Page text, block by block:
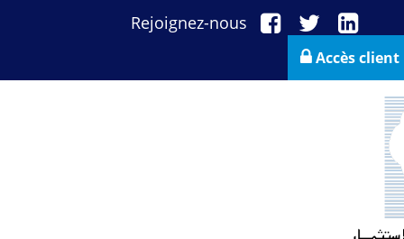
Rejoignez-nous
Accès client